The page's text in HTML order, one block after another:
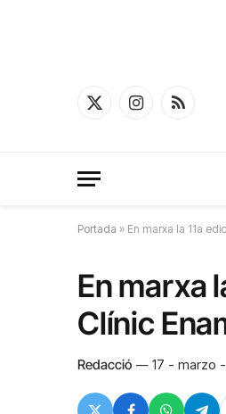
X
InstagramRSS
Portada » En marxa la 11a
En marxa
Clínic
Redacció 17 - marzo